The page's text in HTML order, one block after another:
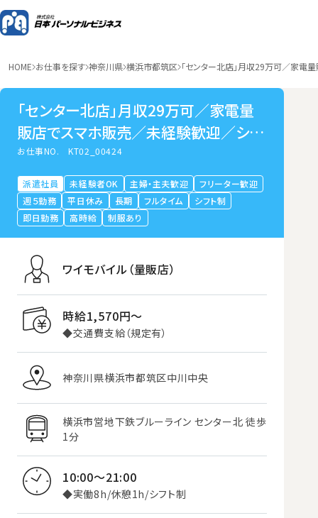
HOME お仕事を探す 神奈川県 横浜市都筑区 「センター北店」月収29万可／家電
「センター北店」月収29万可／家電量
販店でスマホ販売／未経験歓迎／シン
プルネイルOK
お仕事NO.KT02_00424
派遣社員 未経験者OK 主婦・主夫歓迎
フリーター歓迎
週５勤務
平日休み 長期 フルタイム
シフト制
即日勤務
高時給 制服あり
ワイモバイル（量販店）
時給1,570円〜
◆交通費支給（規定有）
神奈川県横浜市都筑区中川中央
横浜市営地下鉄ブルーライン センター北 徒歩
1分
10:00～21:00
◆実働8h/休憩1h/シフト制